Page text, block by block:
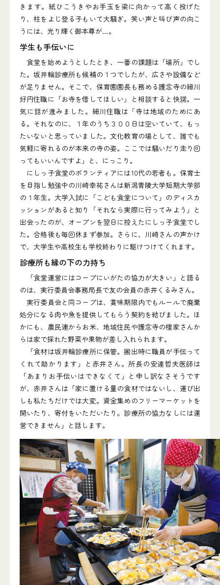
きます。紙ひこうきやお手玉を梁に向かって高く投げた
り、柱をよじ登る子もいて大騒ぎ。笑い声と叫び声の向こ
うには、光り輝く御本尊が…。
学生も手伝いに
食堂を始めようとしたとき、一番の課題は「場所」でし
た。坂井輪診療所も候補の１つでしたが、広さや設備など
が足りません。そこで、保育園園長も務める護念寺の細川
好円住職に「お寺を借してほしい」と相談すると快諾。一
気に話が進みました。細川住職は「寺は地域のためにあ
る。それなのに、１年のうち３００日は空いていて、もっ
たいないと思っていました。文化教育の場として、誰でも
気軽に寄れるのが本来の寺の姿。ここでは騒いだり走り回
ってもいいんですよ」と、にっこり。
にしっ子食堂のボランティアには10代の若者も。保育士
を目指し勉強中の川崎幸祐さんは新潟青陵大学短期大学部
の１年生。大学入試に「こども食堂について」のディスカ
ッションがあると知り「それなら実際に行ってみよう」と
出会ったのが、オープンを翌日に控えたにしっ子食堂でし
た。合格後も毎回休まず参加。さらに、川崎さんの声かけ
で、大学生や高校生も学校終わりに駆けつけてくれます。
診療所も縁の下の力持ち
「食堂運営にはコープにいがたの協力が大きい」と語る
のは、実行委員会事務局長で友の会員の赤井くるみさん。
実行委員会と同コープは、賞味期限内でもルールで廃棄
処分になる肉や魚を提供してもらう契約を結びました。ほ
かにも、農民連からお米、地域住民や護念寺の檀家さんか
らは家で採れた野菜や果物が差し入れられます。
「食材は坂井輪診療所に保管。搬出時に職員が手伝って
くれて助かります」と赤井さん。所長の安達哲夫医師は
「あまりお手伝いはできなくて」と申し訳なさそうです
が、赤井さんは「家に置ける量の食材ではないし、運び出
しも私たちだけでは大変。資金集めのフリーマーケットを
開いたり、寄付をいただいたり。診療所の協力なしには運
営できません」と話します。